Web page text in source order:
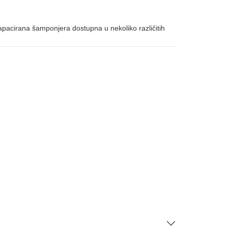
šamponjera dostupna u nekoliko različitih